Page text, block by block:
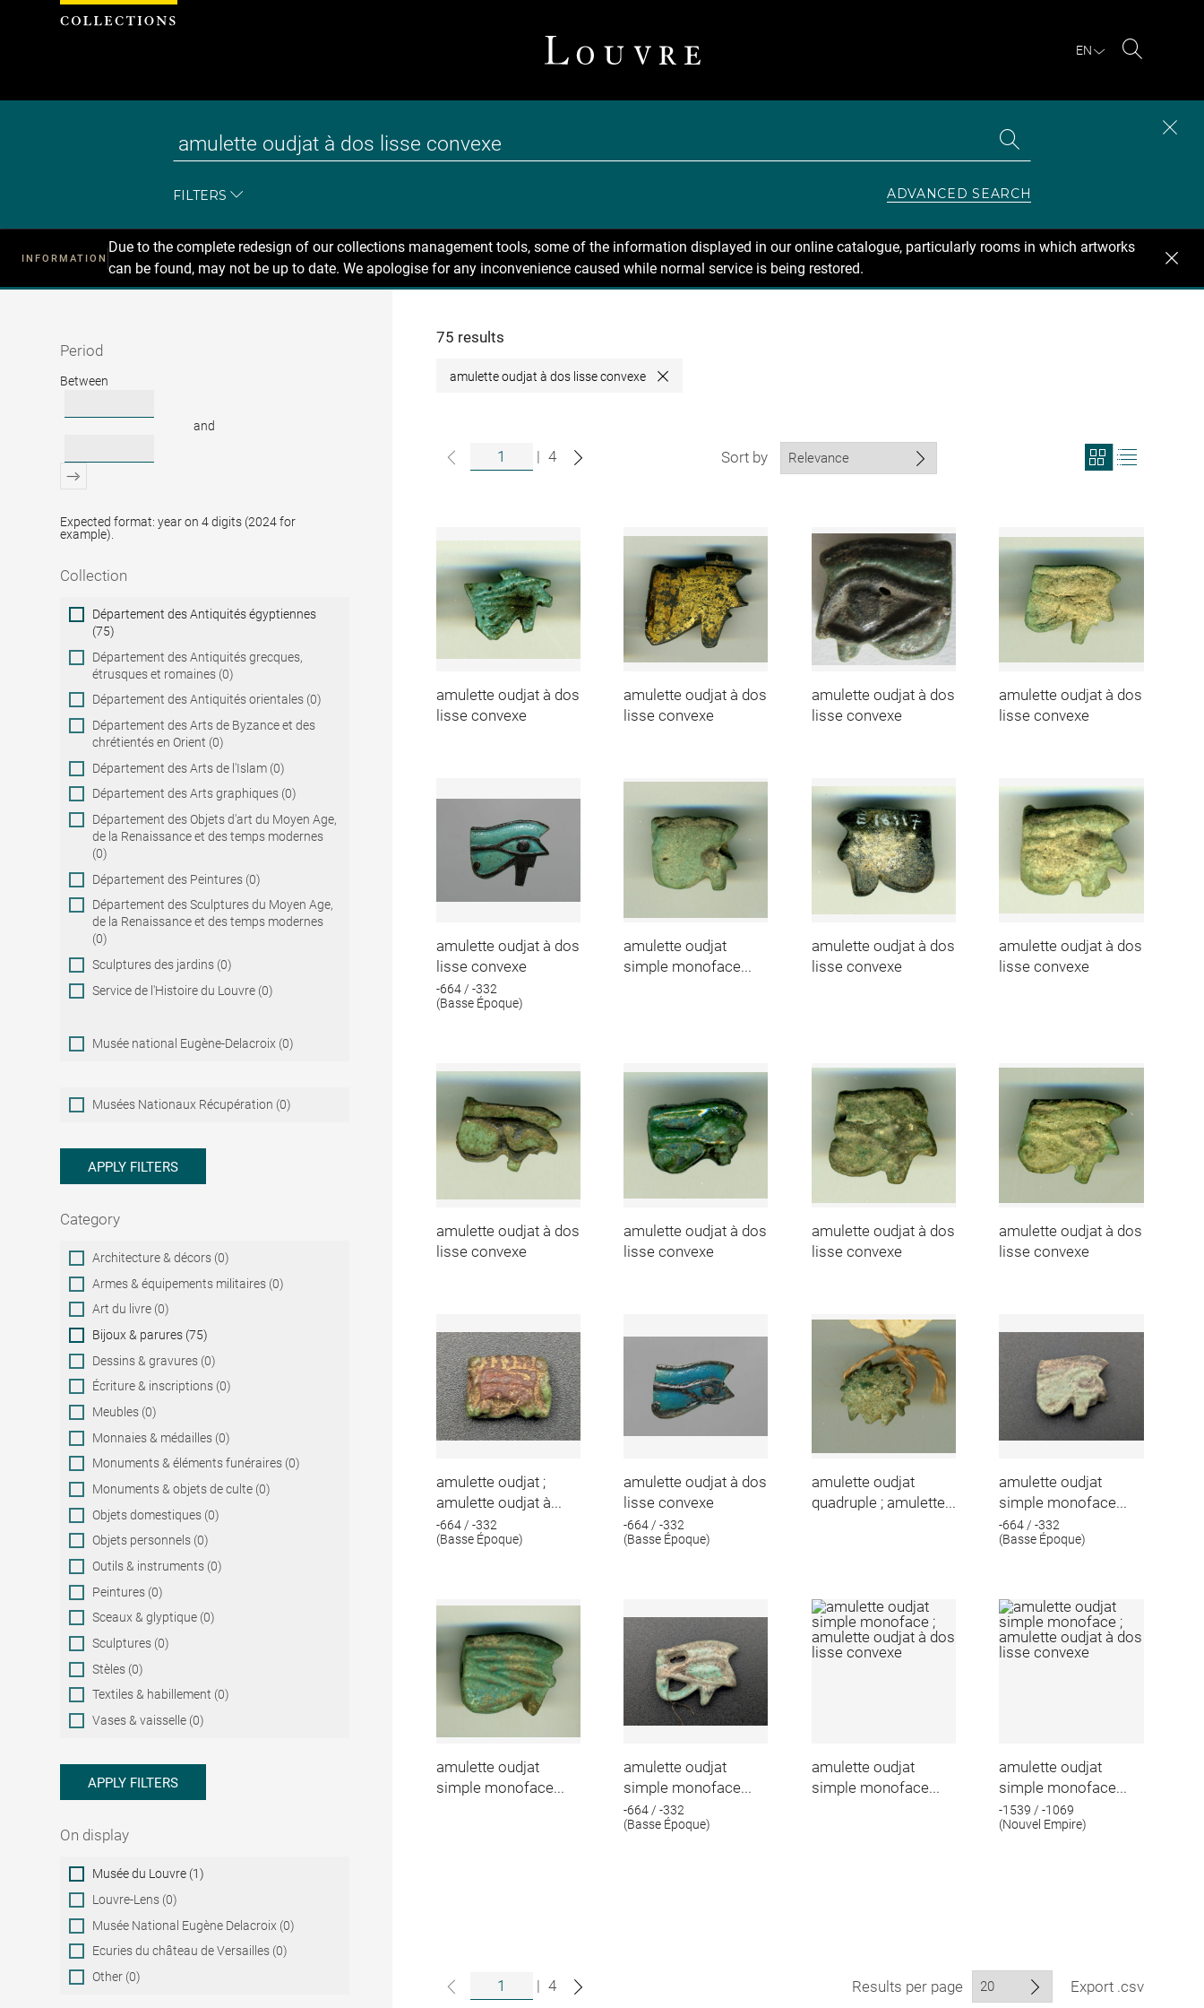
EN
FILTERS ADVANCED SEARCH
INFORMATION
Due to the complete redesign of our collections management tools, some of the information displayed in our online catalogue, particularly rooms in which artworks
can be found, may not be up to date. We apologise for any inconvenience caused while normal service is being restored.
Recherche
Period
Period
Between
and
Expected format: year on 4 digits (2024 for
example).
Collection
Collection
Département des Antiquités égyptiennes
(75)
Département des Antiquités grecques,
étrusques et romaines (0)
Département des Antiquités orientales (0)
Département des Arts de Byzance et des
chrétientés en Orient (0)
Département des Arts de l'Islam (0)
Département des Arts graphiques (0)
Département des Objets d'art du Moyen Age,
de la Renaissance et des temps modernes
(0)
Département des Peintures (0)
Département des Sculptures du Moyen Age,
de la Renaissance et des temps modernes
(0)
Sculptures des jardins (0)
Service de l'Histoire du Louvre (0)
Musée national Eugène-Delacroix (0)
Musées
Nationaux
Musées Nationaux Récupération (0)
APPLY FILTERS
Category
Category
Architecture & décors (0)
Armes & équipements militaires (0)
Art du livre (0)
Bijoux & parures (75)
Dessins & gravures (0)
Écriture & inscriptions (0)
Meubles (0)
Monnaies & médailles (0)
Monuments & éléments funéraires (0)
Monuments & objets de culte (0)
Objets domestiques (0)
Objets personnels (0)
Outils & instruments (0)
Peintures (0)
Sceaux & glyptique (0)
Sculptures (0)
Stèles (0)
Textiles & habillement (0)
Vases & vaisselle (0)
APPLY FILTERS
On display
On
display
Musée du Louvre (1)
Louvre-Lens (0)
Musée National Eugène Delacroix (0)
Ecuries du château de Versailles (0)
Other (0)
75 results
amulette oudjat à dos lisse convexe Close
| 4 Sort by
View
search
amulette oudjat à dos
lisse convexe
amulette oudjat à dos
lisse convexe
amulette oudjat à dos
lisse convexe
amulette oudjat à dos
lisse convexe
amulette oudjat à dos
lisse convexe
-664 / -332
(Basse Époque)
amulette oudjat
simple monoface...
amulette oudjat à dos
lisse convexe
amulette oudjat à dos
lisse convexe
amulette oudjat à dos
lisse convexe
amulette oudjat à dos
lisse convexe
amulette oudjat à dos
lisse convexe
amulette oudjat à dos
lisse convexe
amulette oudjat ;
amulette oudjat à...
-664 / -332
(Basse Époque)
amulette oudjat à dos
lisse convexe
-664 / -332
(Basse Époque)
amulette oudjat
quadruple ; amulette...
amulette oudjat
simple monoface...
-664 / -332
(Basse Époque)
amulette oudjat
simple monoface...
amulette oudjat
simple monoface...
-664 / -332
(Basse Époque)
amulette oudjat
simple monoface...
amulette oudjat
simple monoface...
-1539 / -1069
(Nouvel Empire)
| 4 Results per page Export .csv
Cookies management panel